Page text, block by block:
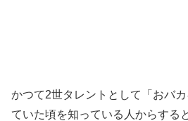
かつて2世タレントとして「おバ
ていた頃を知っている人からする